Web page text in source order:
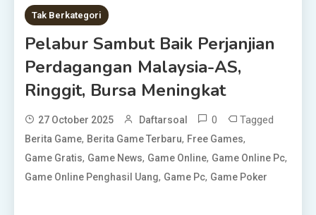
Tak Berkategori
Pelabur Sambut Baik Perjanjian
Perdagangan Malaysia-AS,
Ringgit, Bursa Meningkat
27 October 2025 Daftarsoal 0 Tagged
Berita Game, Berita Game Terbaru, Free Games,
Game Gratis, Game News, Game Online, Game Online Pc,
Game Online Penghasil Uang, Game Pc, Game Poker